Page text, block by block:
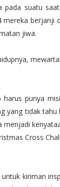
pada suatu
jiwa.
punya
yang tidak
Cross
kiriman